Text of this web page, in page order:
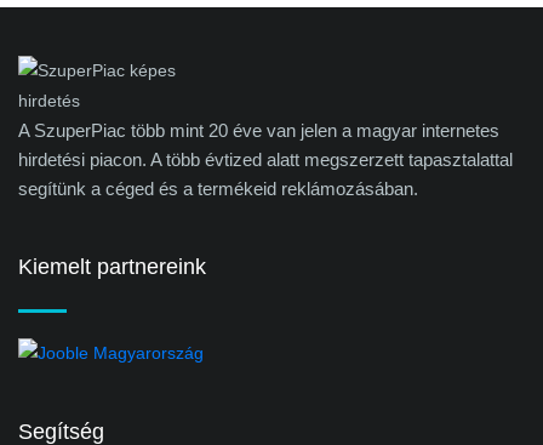
A SzuperPiac több mint 20 éve van jelen a magyar internetes
hirdetési piacon. A több évtized alatt megszerzett tapasztalattal
segítünk a céged és a termékeid reklámozásában.
Kiemelt partnereink
Segítség